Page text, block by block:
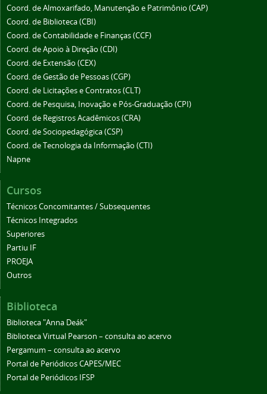
Coord. de Almoxarifado, Manutenção e Patrimônio (CAP)
Coord. de Biblioteca (CBI)
Coord. de Contabilidade e Finanças (CCF)
Coord. de Apoio à Direção (CDI)
Coord. de Extensão (CEX)
Coord. de Gestão de Pessoas (CGP)
Coord. de Licitações e Contratos (CLT)
Coord. de Pesquisa, Inovação e Pós-Graduação (CPI)
Coord. de Registros Acadêmicos (CRA)
Coord. de Sociopedagógica (CSP)
Coord. de Tecnologia da Informação (CTI)
Napne
Cursos
Técnicos Concomitantes / Subsequentes
Técnicos Integrados
Superiores
Partiu IF
PROEJA
Outros
Biblioteca
Biblioteca "Anna Deák"
Biblioteca Virtual Pearson – consulta ao acervo
Pergamum – consulta ao acervo
Portal de Periódicos CAPES/MEC
Portal de Periódicos IFSP